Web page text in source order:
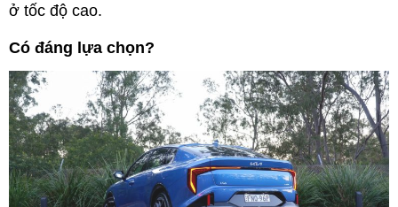
ở tốc độ cao.
Có đáng lựa chọn?